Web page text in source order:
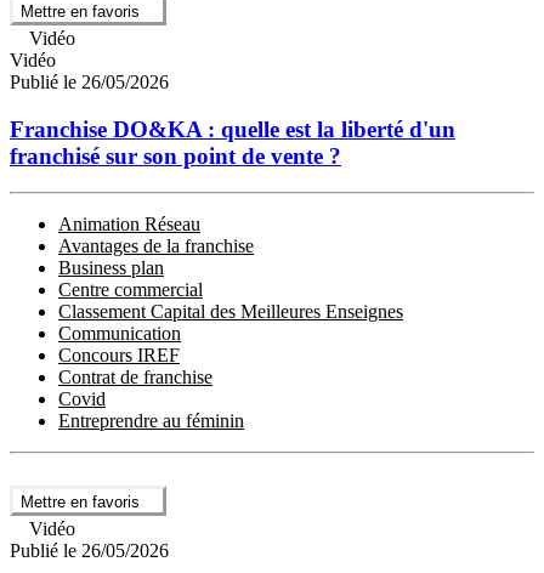
Mettre en favoris
Vidéo
Vidéo
Publié le 26/05/2026
Franchise DO&KA : quelle est la liberté d'un
franchisé sur son point de vente ?
Animation Réseau
Avantages de la franchise
Business plan
Centre commercial
Classement Capital des Meilleures Enseignes
Communication
Concours IREF
Contrat de franchise
Covid
Entreprendre au féminin
Mettre en favoris
Vidéo
Publié le 26/05/2026